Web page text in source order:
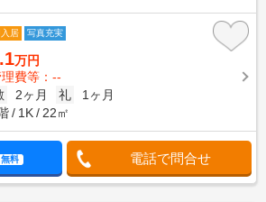
入居 写真充実
万円
費等：--
2ヶ月 礼
1ヶ月
1K 22㎡
無料 電話で問合せ